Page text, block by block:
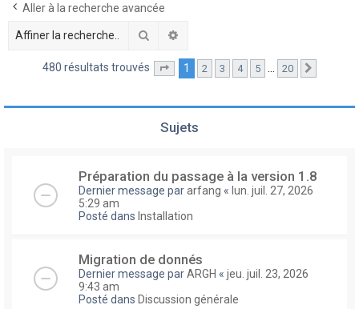
Aller à la recherche avancée
Rechercher
480 résultats trouvés Page sur20
1 2 3 4 5 … 20
Sujets
Préparation du passage à la version 1.8
Dernier message pararfang « lun. juil. 27, 2026
5:29 am
Posté dans Installation
Migration de donnés
Dernier message parARGH « jeu. juil. 23, 2026
9:43 am
Posté dans Discussion générale